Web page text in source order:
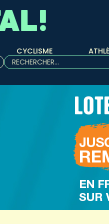
CYCLISME
Rechercher :